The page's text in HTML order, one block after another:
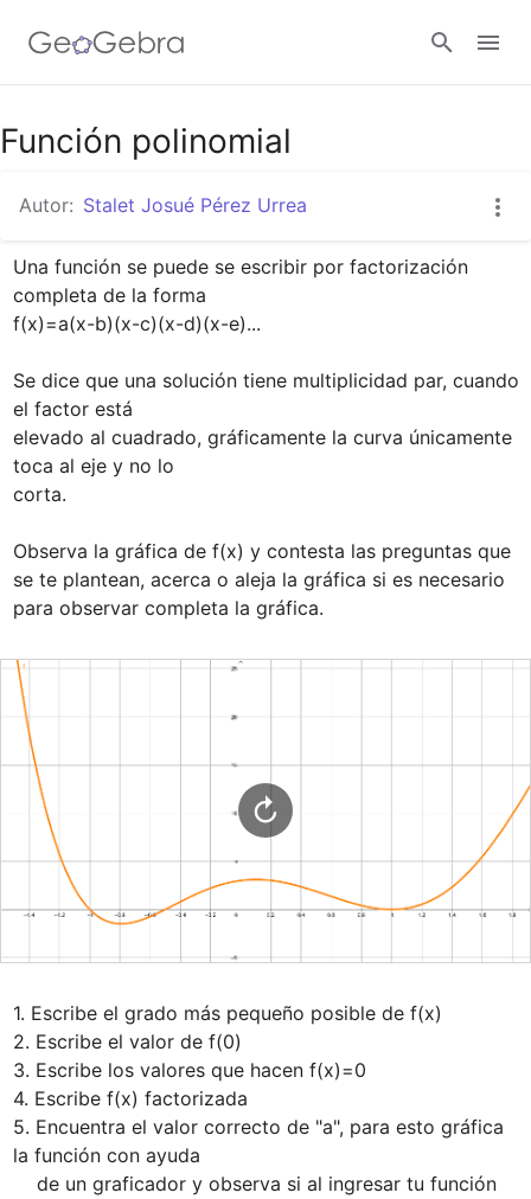
Google Classroom
GeoGebra Classroom
Función polinomial
Autor: Stalet Josué Pérez Urrea
Una función se puede se escribir por factorización
completa de la forma
f(x)=a(x-b)(x-c)(x-d)(x-e)...
Se dice que una solución tiene multiplicidad par, cuando
el factor está
elevado al cuadrado, gráficamente la curva únicamente
toca al eje y no lo
corta.
Observa la gráfica de f(x) y contesta las preguntas que
se te plantean, acerca o aleja la gráfica si es necesario
para observar completa la gráfica.
1. Escribe el grado más pequeño posible de f(x)
2. Escribe el valor de f(0)
3. Escribe los valores que hacen f(x)=0
4. Escribe f(x) factorizada
5. Encuentra el valor correcto de "a", para esto gráfica
la función con ayuda